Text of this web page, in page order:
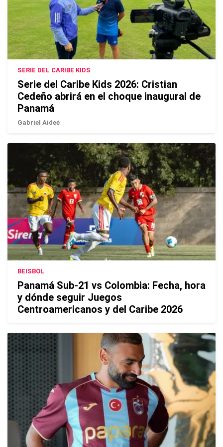
SERIE DEL CARIBE KIDS
Serie del Caribe Kids 2026: Cristian
Cedeño abrirá en el choque inaugural de
Panamá
Gabriel Aideé
BEISBOL
Panamá Sub-21 vs Colombia: Fecha, hora
y dónde seguir Juegos
Centroamericanos y del Caribe 2026